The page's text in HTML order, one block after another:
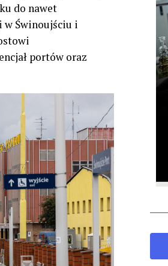
do nawet
Świnoujściu i
portów oraz